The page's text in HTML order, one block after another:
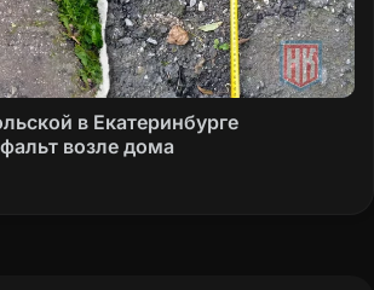
в Екатеринбурге
возле дома